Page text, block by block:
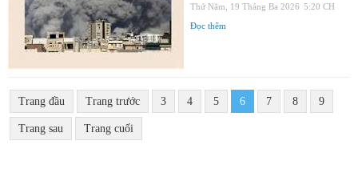
Thứ Năm, 19 Tháng Ba 2026 5:20 CH
Đọc thêm
Trang đầu Trang trước 3 4 5 6 7 8 9
Trang sau Trang cuối